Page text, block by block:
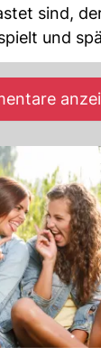
sind,
und
welche
weil